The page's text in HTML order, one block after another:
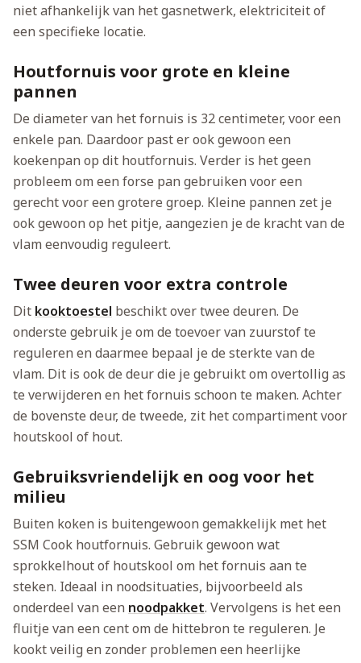
niet afhankelijk van het gasnetwerk, elektriciteit of
een specifieke locatie.
Houtfornuis voor grote en kleine
pannen
De diameter van het fornuis is 32 centimeter, voor een
enkele pan. Daardoor past er ook gewoon een
koekenpan op dit houtfornuis. Verder is het geen
probleem om een forse pan gebruiken voor een
gerecht voor een grotere groep. Kleine pannen zet je
ook gewoon op het pitje, aangezien je de kracht van de
vlam eenvoudig reguleert.
Twee deuren voor extra controle
Dit kooktoestel beschikt over twee deuren. De
onderste gebruik je om de toevoer van zuurstof te
reguleren en daarmee bepaal je de sterkte van de
vlam. Dit is ook de deur die je gebruikt om overtollig as
te verwijderen en het fornuis schoon te maken. Achter
de bovenste deur, de tweede, zit het compartiment voor
houtskool of hout.
Gebruiksvriendelijk en oog voor het
milieu
Buiten koken is buitengewoon gemakkelijk met het
SSM Cook houtfornuis. Gebruik gewoon wat
sprokkelhout of houtskool om het fornuis aan te
steken. Ideaal in noodsituaties, bijvoorbeeld als
onderdeel van een noodpakket. Vervolgens is het een
fluitje van een cent om de hittebron te reguleren. Je
kookt veilig en zonder problemen een heerlijke